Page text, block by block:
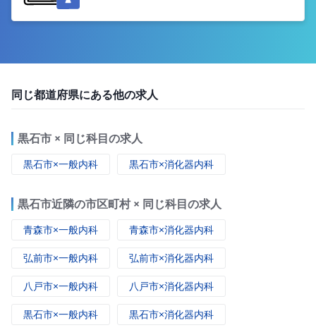
同じ都道府県にある他の求人
黒石市 × 同じ科目の求人
黒石市×一般内科 黒石市×消化器内科
黒石市近隣の市区町村 × 同じ科目の求人
青森市×一般内科 青森市×消化器内科
弘前市×一般内科 弘前市×消化器内科
八戸市×一般内科 八戸市×消化器内科
黒石市×一般内科 黒石市×消化器内科